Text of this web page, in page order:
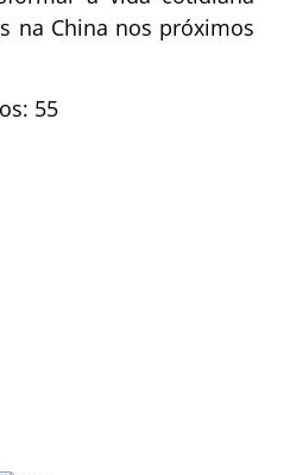
na China nos próximos
55